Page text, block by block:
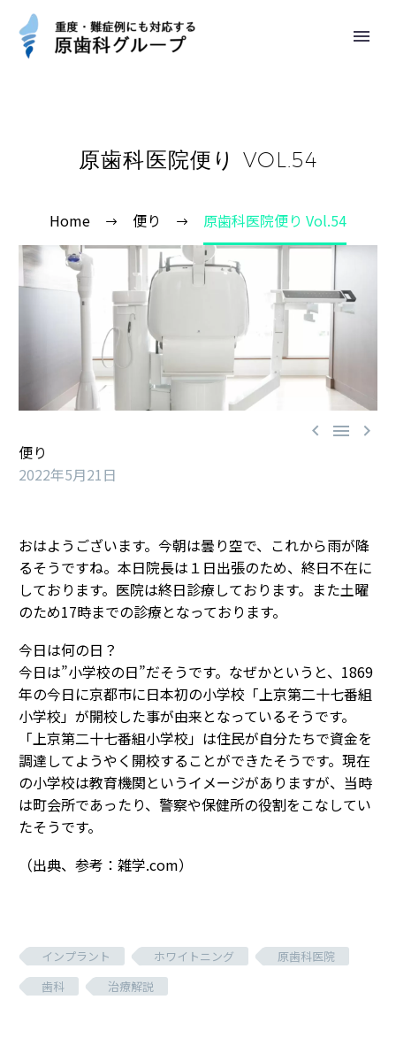
原歯科医院便り VOL.54
Home 便り 原歯科医院便り Vol.54
  
便り
2022年5月21日
おはようございます。今朝は曇り空で、これから雨が降
るそうですね。本日院長は１日出張のため、終日不在に
しております。医院は終日診療しております。また土曜
のため17時までの診療となっております。
今日は何の日？
今日は”小学校の日”だそうです。なぜかというと、1869
年の今日に京都市に日本初の小学校「上京第二十七番組
小学校」が開校した事が由来となっているそうです。
「上京第二十七番組小学校」は住民が自分たちで資金を
調達してようやく開校することができたそうです。現在
の小学校は教育機関というイメージがありますが、当時
は町会所であったり、警察や保健所の役割をこなしてい
たそうです。
（出典、参考：雑学.com）
インプラント ホワイトニング
原歯科医院
歯科
治療解説